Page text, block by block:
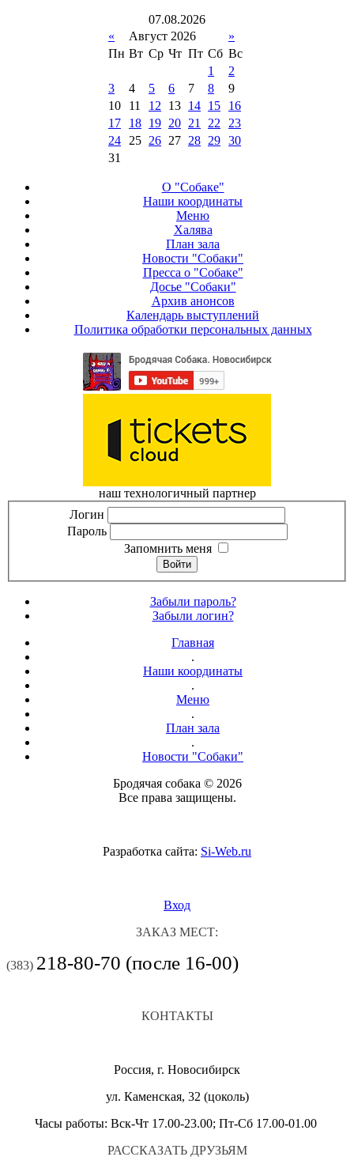
07.08.2026
«
Август 2026
»
Пн Вт Ср Чт Пт Сб Вс
1
2
3
4 5 6 7 8
9
10
11 12 13 14 15
16
17
18 19 20 21 22
23
24
25 26 27 28 29 30
31
О "Собаке"
Наши координаты
Меню
Халява
План зала
Новости "Собаки"
Пресса о "Собаке"
Досье "Собаки"
Архив анонсов
Календарь выступлений
Политика обработки персональных данных
наш технологичный партнер
Логин
Пароль
Запомнить меня
Войти
Забыли пароль?
Забыли логин?
Главная
.
Наши координаты
.
Меню
.
План зала
.
Новости "Собаки"
Бродячая собака © 2026
Все права защищены.
Разработка сайта: Si-Web.ru
Вход
ЗАКАЗ МЕСТ:
(383) 218-80-70 (после 16-00)
КОНТАКТЫ
Россия, г. Новосибирск
ул. Каменская, 32 (цоколь)
Часы работы: Вск-Чт 17.00-23.00; Пт-Сб 17.00-01.00
РАССКАЗАТЬ ДРУЗЬЯМ